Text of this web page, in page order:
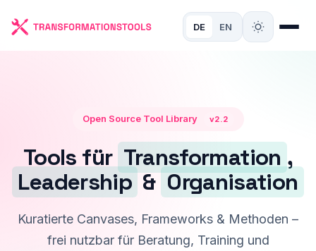
DE EN
Open Source Tool Library v2.2
Tools für Transformation ,
Leadership & Organisation
Kuratierte Canvases, Frameworks & Methoden –
frei nutzbar für Beratung, Training und